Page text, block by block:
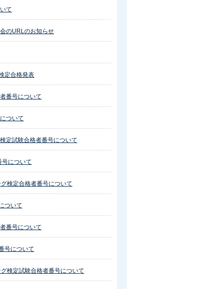
て
のURLのお知らせ
定合格発表
番号について
ついて
定試験合格者番号について
について
検定合格者番号について
ついて
番号について
号について
検定試験合格者番号について